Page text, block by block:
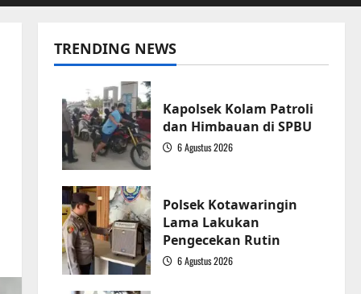
TRENDING NEWS
Kapolsek Kolam Patroli
dan Himbauan di SPBU
6 Agustus 2026
Polsek Kotawaringin
Lama Lakukan
Pengecekan Rutin
6 Agustus 2026